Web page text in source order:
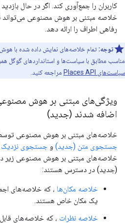
کاربران را جمع‌آوری کند. اگر در حال
خلاصه مبتنی بر هوش مصنوعی می‌تواند
رفاهی اطراف را ارائه دهد.
توجه: تمام خلاصه‌های نمایش داده شده با
مناسب مطابق با سیاست‌ها و استانداردهای گوگل
سیاست‌های Places API
مراجعه کنید.
اضافه شدند (جدید)
خلاصه‌های مبتنی بر هوش مصنوعی
جستجوی متن (جدید) و جستجوی
(جدید) در دسترس هستند:
خلاصه مکان‌ها ، که خلاصه‌های
یک مکان خاص هستند.
خلاصه نظرات ، که خلاصه‌های